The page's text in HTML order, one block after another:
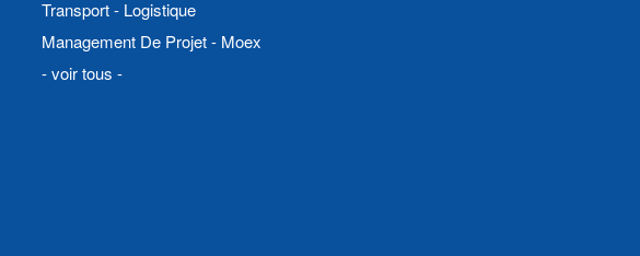
Transport - Logistique
Management De Projet - Moex
- voir tous -